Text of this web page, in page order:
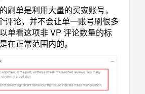
刷单是利用大量的买家账号，
评论，并不会让单一账号刷很多
单看这项非 VP 评论数量的标
在正常范围内的。